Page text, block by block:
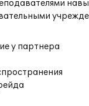
у партнера